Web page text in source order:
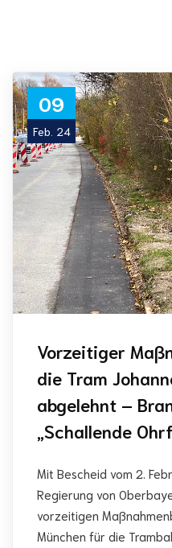
09
Feb. 24
Vorzeitiger
die Tram
abgelehnt –
„Schallende
Mit Bescheid vom 2.
Regierung von
vorzeitigen
München für die